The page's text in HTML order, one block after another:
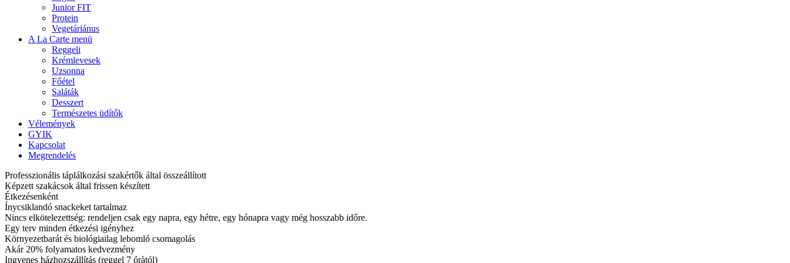
Junior FIT
Protein
Vegetáriánus
A La Carte menü
Reggeli
Krémlevesek
Uzsonna
Főétel
Saláták
Desszert
Természetes üdítők
Vélemények
GYIK
Kapcsolat
Megrendelés
Professzionális táplálkozási szakértők által összeállított
Képzett szakácsok által frissen készített
Étkezésenként
Ínycsiklandó snackeket tartalmaz
Nincs elkötelezettség: rendeljen csak egy napra, egy hétre, egy hónapra vagy még hosszabb időre.
Egy terv minden étkezési igényhez
Környezetbarát és biológiailag lebomló csomagolás
Akár 20% folyamatos kedvezmény
Ingyenes házhozszállítás (reggel 7 óràtól)